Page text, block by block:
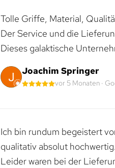
Tolle Griffe, Material,
Der Service und die
Dieses galaktische
Joachim Springer
vor 5 Monaten ·
Ich bin rundum begeistert
qualitativ absolut hochwertig.
Leider waren bei der